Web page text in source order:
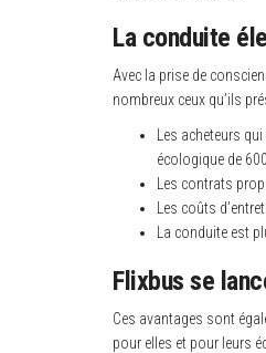
La conduite
Avec la prise de
nombreux ceux qu’ils
Les acheteurs
écologique de
Les contrats
Les coûts
La conduite est
Flixbus se
Ces avantages sont
pour elles et pour leurs